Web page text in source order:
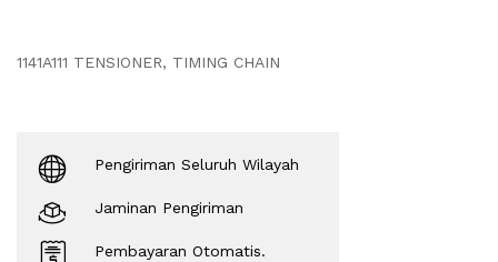
1141A111 TENSIONER, TIMING CHAIN
Pengiriman Seluruh Wilayah
Jaminan Pengiriman
Pembayaran Otomatis.